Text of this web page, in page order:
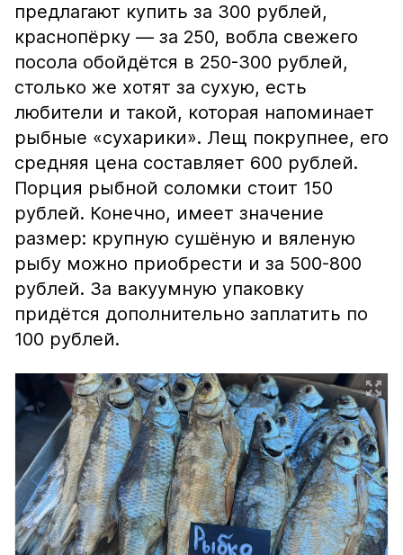
предлагают купить за 300 рублей,
краснопёрку — за 250, вобла свежего
посола обойдётся в 250-300 рублей,
столько же хотят за сухую, есть
любители и такой, которая напоминает
рыбные «сухарики». Лещ покрупнее, его
средняя цена составляет 600 рублей.
Порция рыбной соломки стоит 150
рублей. Конечно, имеет значение
размер: крупную сушёную и вяленую
рыбу можно приобрести и за 500-800
рублей. За вакуумную упаковку
придётся дополнительно заплатить по
100 рублей.